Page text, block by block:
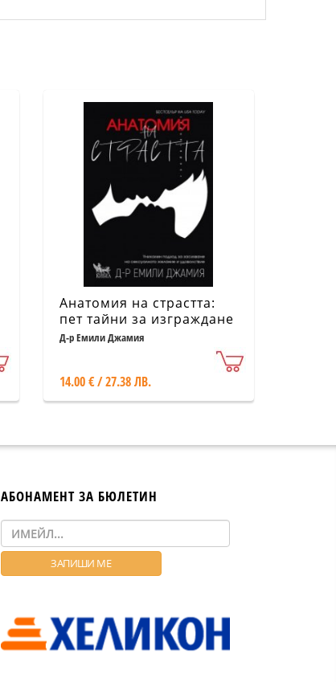
Анатомия на страстта:
пет тайни за изграждане
на връзката и
поддържане на страстта
Д-р Емили Джамия
14.00 € / 27.38 ЛВ.
АБОНАМЕНТ ЗА БЮЛЕТИН